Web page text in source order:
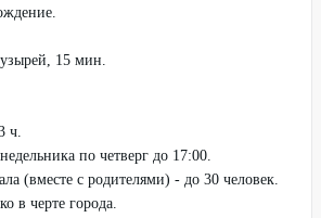
15 мин.
ч.
по четверг до 17:00.
(вместе с родителями) - до 30 человек.
в черте города.